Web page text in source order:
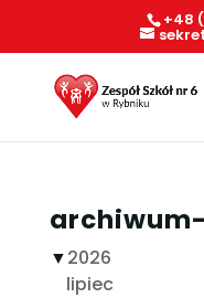
+48
▼2026
lipiec